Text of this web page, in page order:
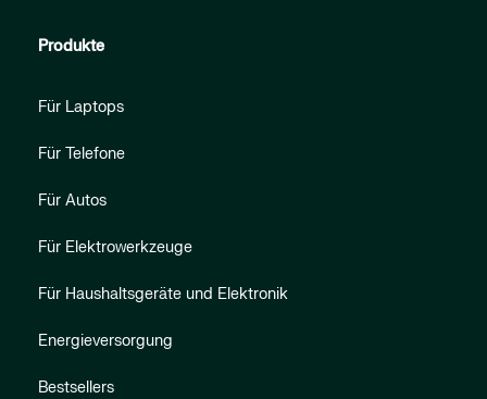
Produkte
Für Laptops
Für Telefone
Für Autos
Für Elektrowerkzeuge
Für Haushaltsgeräte und Elektronik
Energieversorgung
Bestsellers